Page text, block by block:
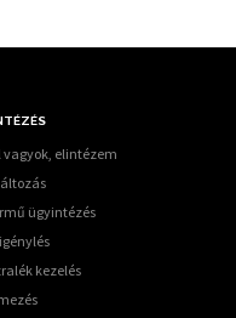
vagyok, elintézem
ügyintézés
kezelés